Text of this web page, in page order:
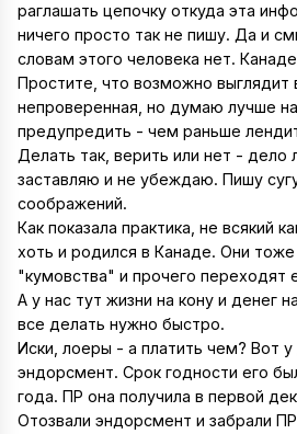
раглашать цепочку откуда эта
ничего просто так не пишу. Да и
словам этого человека нет.
Простите, что возможно выглядит
непроверенная, но думаю лучше
предупредить - чем раньше
Делать так, верить или нет - дело
заставляю и не убеждаю. Пишу
соображений.
Как показала практика, не всякий
хоть и родился в Канаде. Они
"кумовства" и прочего переходят
А у нас тут жизни на кону и денег
все делать нужно быстро.
Иски, лоеры - а платить чем? Вот у
эндорсмент. Срок годности его
года. ПР она получила в первой
Отозвали эндорсмент и забрали